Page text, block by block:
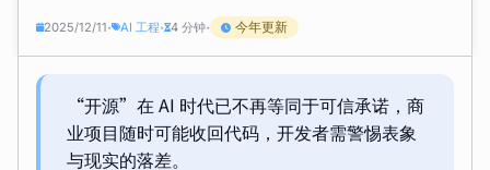
2025/12/11 • AI 工程 • 4 分钟• 今年更新
“开源”在 AI 时代已不再等同于可信承诺，商
业项目随时可能收回代码，开发者需警惕表象
与现实的落差。